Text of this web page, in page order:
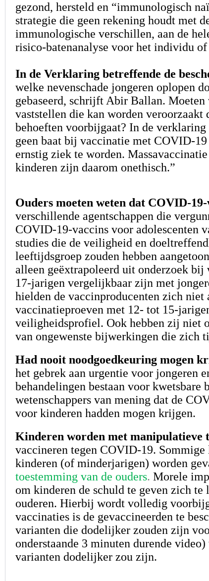
gezond, hersteld en “immunologisch
strategie die geen rekening houdt met
immunologische verschillen, aan de
risico-batenanalyse voor het individu
In de Verklaring betreffende de
welke nevenschade jongeren oplopen
gebaseerd, schrijft Abir Ballan.
vaststellen die kan worden veroorzaakt
behoeften voorbijgaat? In de
geen baat bij vaccinatie met COVID-
ernstig ziek te worden.
kinderen zijn daarom onethisch.”
Ouders moeten weten dat COVID-
verschillende agentschappen die
COVID-19-vaccins voor adolescenten
studies die de veiligheid en
leeftijdsgroep zouden hebben
alleen geëxtrapoleerd uit onderzoek bij
17-jarigen vergelijkbaar zijn met
hielden de vaccinproducenten zich
vaccinatieproeven met 12- tot 15-
veiligheidsprofiel. Ook hebben zij niet
van ongewenste bijwerkingen die zich
Had nooit noodgoedkeuring mogen
het gebrek aan urgentie voor jongeren
behandelingen bestaan voor kwetsbare
wetenschappers van mening dat de
voor kinderen hadden mogen krijgen.
Kinderen worden met manipulatieve
vaccineren tegen COVID-19.
kinderen (of minderjarigen) worden
toestemming van de ouders. Morele
om kinderen de schuld te geven zich
ouderen. Hierbij wordt volledig
vaccinaties is de gevaccineerden te
varianten die dodelijker zouden zijn
onderstaande 3 minuten durende
varianten dodelijker zou zijn.